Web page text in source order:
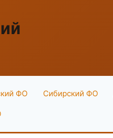
ФО Сибирский ФО